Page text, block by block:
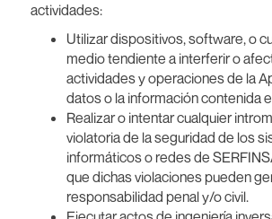
actividades:
Utilizar dispositivos, software, o
medio tendiente a interferir o
actividades y operaciones de la
datos o la información contenida
Realizar o intentar cualquier
violatoria de la seguridad de los
informáticos o redes de
que dichas violaciones pueden
responsabilidad penal y/o civil.